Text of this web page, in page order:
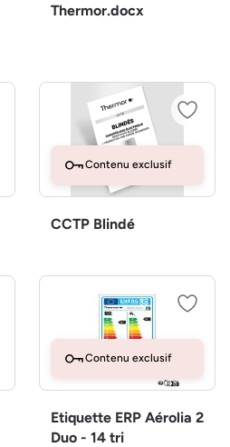
Thermor.docx
Contenu exclusif
CCTP Blindé
Contenu exclusif
Etiquette ERP Aérolia 2
Duo - 14 tri